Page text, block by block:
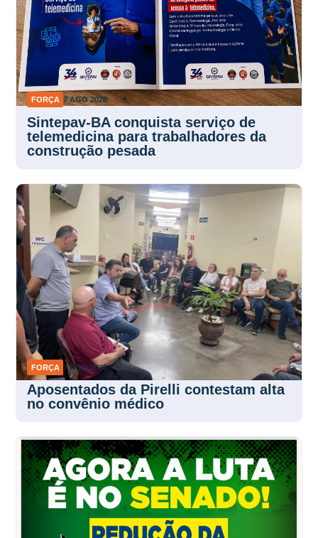
FORÇA 7 AGO 2026
Sintepav-BA conquista serviço de
telemedicina para trabalhadores da
construção pesada
FORÇA 7 AGO 2026
Aposentados da Pirelli contestam alta
no convênio médico